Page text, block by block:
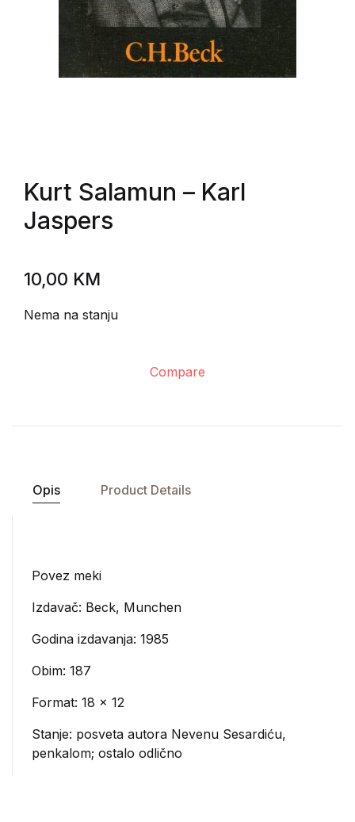
Kurt Salamun – Karl
Jaspers
10,00 KM
Nema na stanju
Compare
Opis Product Details
Povez meki
Izdavač: Beck, Munchen
Godina izdavanja: 1985
Obim: 187
Format: 18 x 12
Stanje: posveta autora Nevenu Sesardiću,
penkalom; ostalo odlično